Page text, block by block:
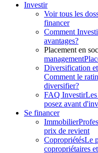
Investir
Voir tous les
financer
Comment
avantages?
Placement en
management
Diversification
Comment le
diversifier?
FAQ Investir
posez avant
Se financer
Immobilier
prix de revient
CopropriétésLe
copropriétaires